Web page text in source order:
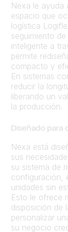
Nexa le ayuda
espacio que
logística
seguimiento
inteligente a
permite
compacto y
En sistemas
reducir la
liberando un
la producción.
Diseñado para
Nexa está
sus
su sistema de
configuración,
unidades sin
Esto le ofrece
disposición de
personalizar
su negocio